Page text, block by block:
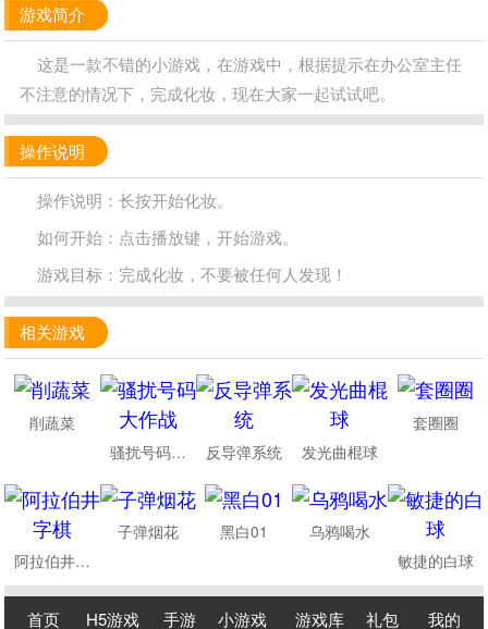
游戏简介
这是一款不错的小游戏，在游戏中，根据提示在办公室主任
不注意的情况下，完成化妆，现在大家一起试试吧。
操作说明
操作说明：长按开始化妆。
如何开始：点击播放键，开始游戏。
游戏目标：完成化妆，不要被任何人发现！
相关游戏
削蔬菜
骚扰号码大作战
反导弹系统 发光曲棍球
套圈圈
阿拉伯井字棋
子弹烟花 黑白01
乌鸦喝水
敏捷的白球
首页 H5游戏 手游 小游戏 游戏库 礼包 我的